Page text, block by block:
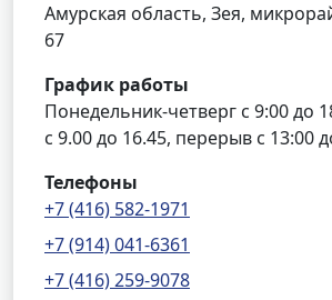
Амурская область, Зея,
67
График работы
Понедельник-четверг с 9:00 до
с 9.00 до 16.45, перерыв с 13:00
Телефоны
+7 (416) 582-1971
+7 (914) 041-6361
+7 (416) 259-9078